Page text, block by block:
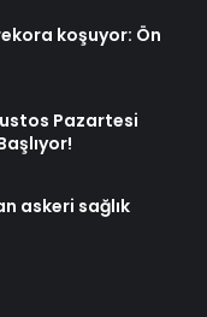
koşuyor: Ön
Pazartesi
askeri sağlık